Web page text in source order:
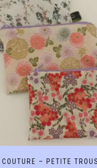
COUTURE – PETITE